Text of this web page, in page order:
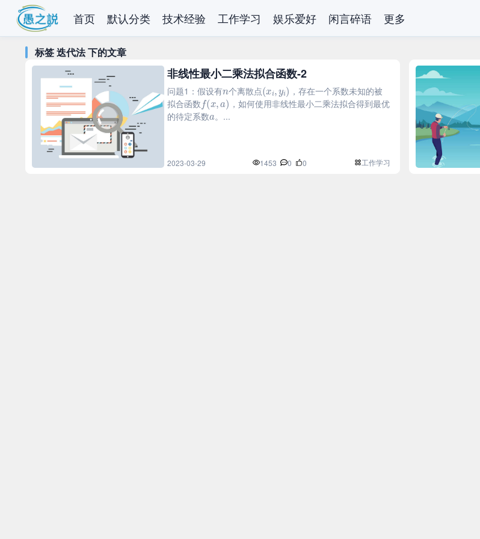
首页 默认分类 技术经验 工作学习 娱乐爱好 闲言碎语 更多
标签 迭代法 下的文章
非线性最小二乘法拟合函数-2
问题1：假设有 个离散点(xi, ) ，存在一个系数未知的被
拟合函数f(x,a)
，如何使用非线性最小二乘法拟合得到最优
的待定系数a。...
2023-03-29 1453 0 0 工作学习